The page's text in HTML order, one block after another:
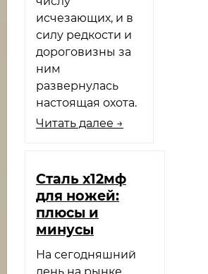
исчезающих, и в
силу редкости и
дороговизны за
ним
развернулась
настоящая охота.
Читать далее →
Сталь х12мф
для ножей:
плюсы и
минусы
На сегодняшний